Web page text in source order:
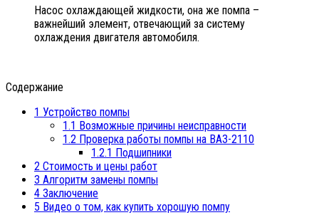
Насос охлаждающей жидкости, она же помпа –
важнейший элемент, отвечающий за систему
охлаждения двигателя автомобиля.
Содержание
1 Устройство помпы
1.1 Возможные причины неисправности
1.2 Проверка работы помпы на ВАЗ-2110
1.2.1 Подшипники
2 Стоимость и цены работ
3 Алгоритм замены помпы
4 Заключение
5 Видео о том, как купить хорошую помпу